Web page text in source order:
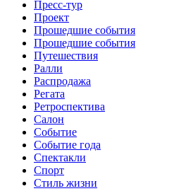
Пресс-тур
Проект
Прошедшие события
Прошедшие события
Путешествия
Ралли
Распродажа
Регата
Ретроспектива
Салон
Событие
Событие года
Спектакли
Спорт
Стиль жизни